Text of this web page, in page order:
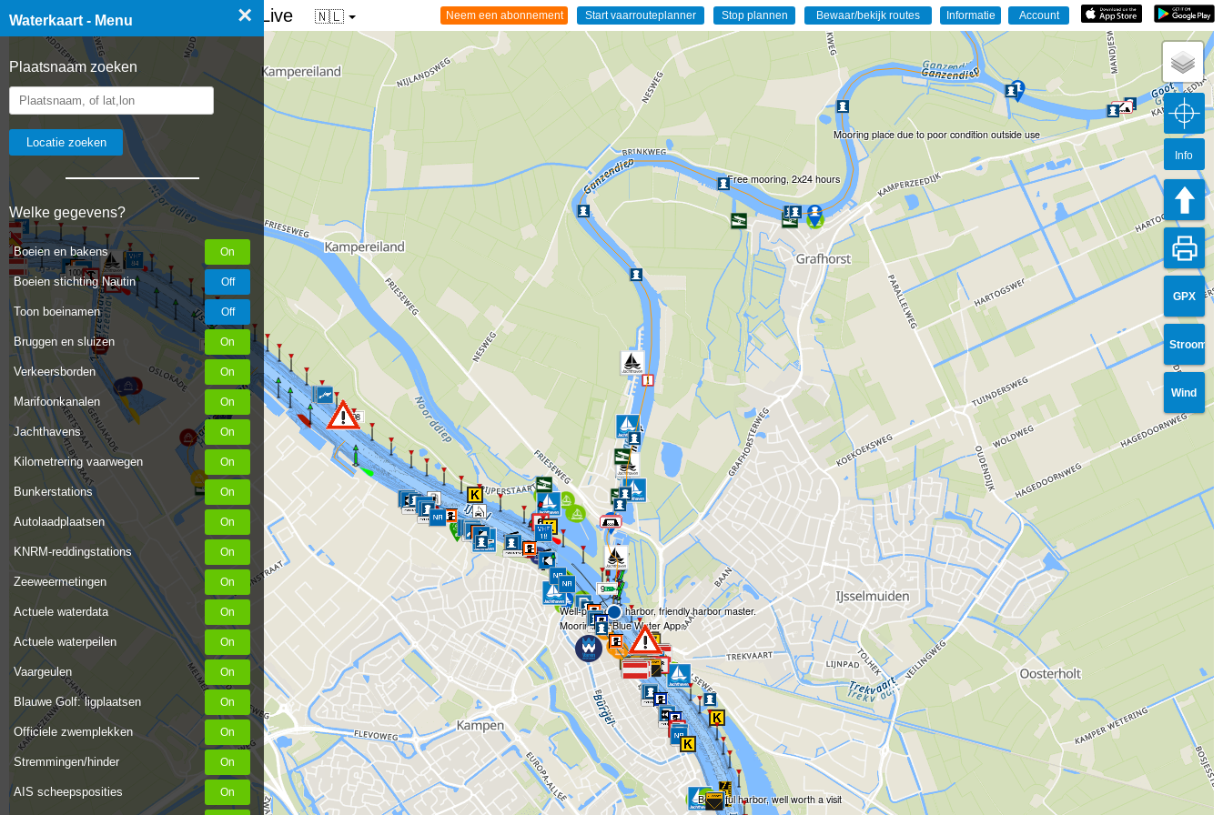
Waterkaart - Menu ×
Plaatsnaam zoeken
Welke gegevens?
Boeien en bakens
Boeien stichting Nautin
Toon boeinamen
Bruggen en sluizen
Verkeersborden
Marifoonkanalen
Jachthavens
Kilometrering vaarwegen
Bunkerstations
Autolaadplaatsen
KNRM-reddingstations
Zeeweermetingen
Actuele waterdata
Actuele waterpeilen
Vaargeulen
Blauwe Golf: ligplaatsen
Officiele zwemplekken
Stremmingen/hinder
AIS scheepsposities
☰ Waterkaart van Nederland - Live 🇳🇱
GPX
Stroom
Wind
1000
996
998
999
Mooring place due to poor condition outside use
Well-protected harbor, friendly harbor master.
Mooring via Blue Water App.
Beautiful harbor, well worth a visit
Free mooring, 2x24 hours
Info